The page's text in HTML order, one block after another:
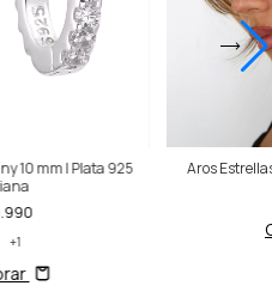
10 mm | Plata 925
+1
Aros